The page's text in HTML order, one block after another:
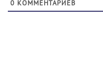
0 КОММЕНТАРИЕВ